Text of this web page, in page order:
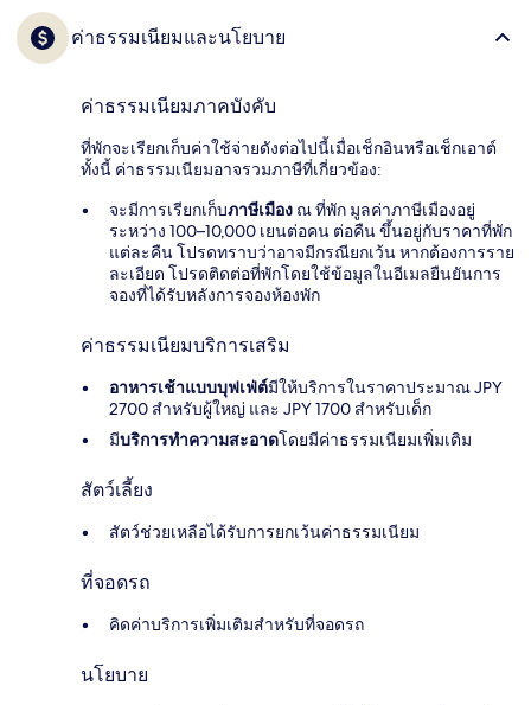
ค่าธรรมเนียมและนโยบาย
ค่าธรรมเนียมภาคบังคับ
ที่พักจะเรียกเก็บค่าใช้จ่ายดังต่อไปนี้เมื่อเช็กอินหรือเช็กเอาต์
ทั้งนี้ ค่าธรรมเนียมอาจรวมภาษีที่เกี่ยวข้อง:
จะมีการเรียกเก็บภาษีเมือง ณ ที่พัก มูลค่าภาษีเมืองอยู่
ระหว่าง 100–10,000 เยนต่อคน ต่อคืน ขึ้นอยู่กับราคาที่พัก
แต่ละคืน โปรดทราบว่าอาจมีกรณียกเว้น หากต้องการราย
ละเอียด โปรดติดต่อที่พักโดยใช้ข้อมูลในอีเมลยืนยันการ
จองที่ได้รับหลังการจองห้องพัก
ค่าธรรมเนียมบริการเสริม
อาหารเช้าแบบบุฟเฟ่ต์มีให้บริการในราคาประมาณ JPY
2700 สำหรับผู้ใหญ่ และ JPY 1700 สำหรับเด็ก
มีบริการทำความสะอาดโดยมีค่าธรรมเนียมเพิ่มเติม
สัตว์เลี้ยง
สัตว์ช่วยเหลือได้รับการยกเว้นค่าธรรมเนียม
ที่จอดรถ
คิดค่าบริการเพิ่มเติมสำหรับที่จอดรถ
นโยบาย